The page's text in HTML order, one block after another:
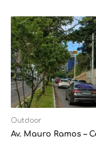
Outdoor
Av. Mauro Ramos –